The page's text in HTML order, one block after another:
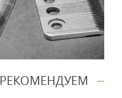
РЕКОМЕНДУЕМ